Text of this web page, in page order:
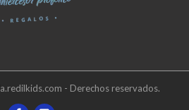
- Derechos reservados.